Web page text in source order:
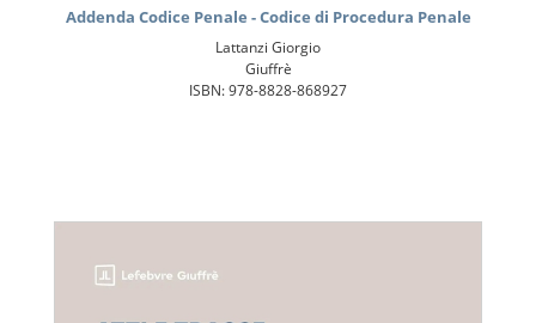
Addenda Codice Penale - Codice di Procedura Penale
Lattanzi Giorgio
Giuffrè
ISBN: 978-8828-868927